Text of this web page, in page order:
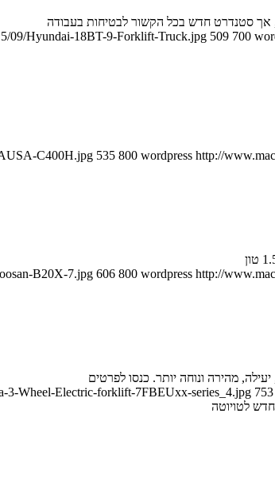
09/Hyundai-18BT-9-Forklift-Truck.jpg 509 700
C400H.jpg 535 800 wordpress http://
B20X-7.jpg 606 800 wordpress http://
3-Wheel-Electric-forklift-7FBEUxx-series_4.jpg 753
לטויוטה